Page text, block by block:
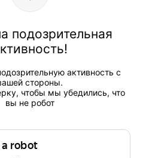
подозрительная
активность с
стороны.
чтобы мы убедились, что
вы не робот